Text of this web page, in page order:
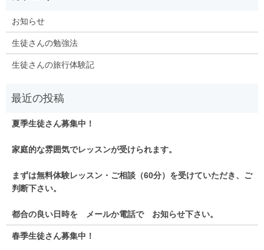
お知らせ
生徒さんの勉強法
生徒さんの旅行体験記
夏季生徒さん募集中！
家庭的な雰囲気でレッスンが受けられます。
まずは無料体験レッスン・ご相談（60分）を受けていただき、ご
判断下さい。
都合の良い日時を メールか電話で お知らせ下さい。
春季生徒さん募集中！